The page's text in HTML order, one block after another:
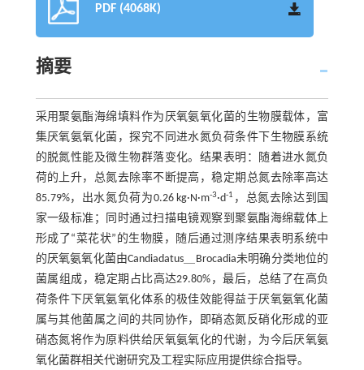
PDF (4068K)
摘要
采用聚氨酯海绵填料作为厌氧氨氧化菌的生物膜载体，富
集厌氧氨氧化菌，探究不同进水氮负荷条件下生物膜系统
的脱氮性能及微生物群落变化。结果表明：随着进水氮负
荷的上升，总氮去除率不断提高，稳定期总氮去除率高达
85.79%，出水氮负荷为0.26 kg·N·m-3·d-1 ，总氮去除达到国
家一级标准；同时通过扫描电镜观察到聚氨酯海绵载体上
形成了“菜花状”的生物膜，随后通过测序结果表明系统中
的厌氧氨氧化菌由Candiadatus＿Brocadia未明确分类地位的
菌属组成，稳定期占比高达29.80%，最后，总结了在高负
荷条件下厌氧氨氧化体系的极佳效能得益于厌氧氨氧化菌
属与其他菌属之间的共同协作，即硝态氮反硝化形成的亚
硝态氮将作为原料供给厌氧氨氧化的代谢，为今后厌氧氨
氧化菌群相关代谢研究及工程实际应用提供综合指导。